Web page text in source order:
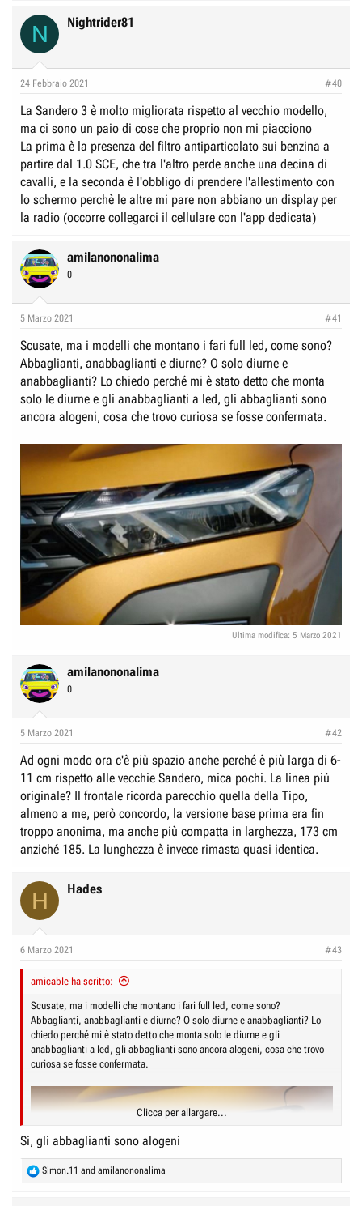
t
s
N Nightrider81
24 Febbraio 2021 #40
La Sandero 3 è molto migliorata rispetto al vecchio modello,
ma ci sono un paio di cose che proprio non mi piacciono
La prima è la presenza del filtro antiparticolato sui benzina a
partire dal 1.0 SCE, che tra l'altro perde anche una decina di
cavalli, e la seconda è l'obbligo di prendere l'allestimento con
lo schermo perchè le altre mi pare non abbiano un display per
la radio (occorre collegarci il cellulare con l'app dedicata)
amilanononalima
0
5 Marzo 2021 #41
Scusate, ma i modelli che montano i fari full led, come sono?
Abbaglianti, anabbaglianti e diurne? O solo diurne e
anabbaglianti? Lo chiedo perché mi è stato detto che monta
solo le diurne e gli anabbaglianti a led, gli abbaglianti sono
ancora alogeni, cosa che trovo curiosa se fosse confermata.
Ultima modifica: 5 Marzo 2021
amilanononalima
0
5 Marzo 2021 #42
Ad ogni modo ora c'è più spazio anche perché è più larga di 6-
11 cm rispetto alle vecchie Sandero, mica pochi. La linea più
originale? Il frontale ricorda parecchio quella della Tipo,
almeno a me, però concordo, la versione base prima era fin
troppo anonima, ma anche più compatta in larghezza, 173 cm
anziché 185. La lunghezza è invece rimasta quasi identica.
H Hades
6 Marzo 2021 #43
amicable ha scritto:
Scusate, ma i modelli che montano i fari full led, come sono?
Abbaglianti, anabbaglianti e diurne? O solo diurne e anabbaglianti? Lo
chiedo perché mi è stato detto che monta solo le diurne e gli
anabbaglianti a led, gli abbaglianti sono ancora alogeni, cosa che trovo
curiosa se fosse confermata.
Clicca per allargare...
Si, gli abbaglianti sono alogeni
R
e
Simon.11 and amilanononalima